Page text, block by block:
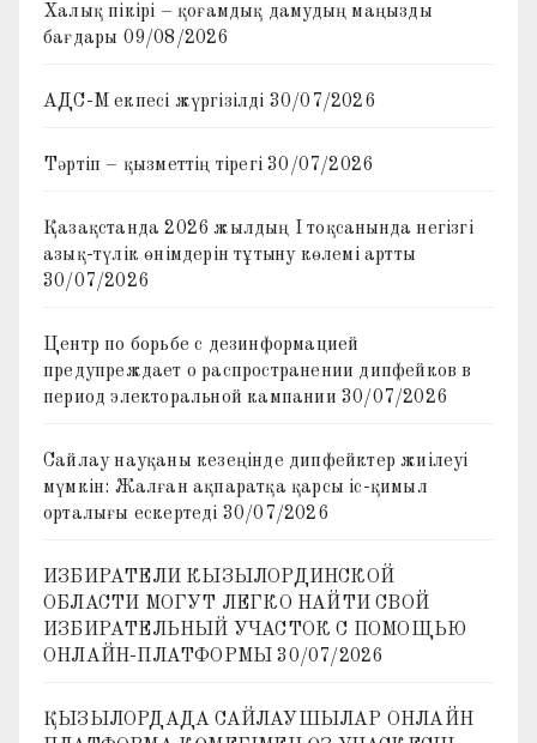
Халық пікірі – қоғамдық дамудың маңызды
бағдары 09/08/2026
АДС-М екпесі жүргізілді 30/07/2026
Тәртіп – қызметтің тірегі 30/07/2026
Қазақстанда 2026 жылдың I тоқсанында негізгі
азық-түлік өнімдерін тұтыну көлемі артты
30/07/2026
Центр по борьбе с дезинформацией
предупреждает о распространении дипфейков в
период электоральной кампании 30/07/2026
Сайлау науқаны кезеңінде дипфейктер жиілеуі
мүмкін: Жалған ақпаратқа қарсы іс-қимыл
орталығы ескертеді 30/07/2026
ИЗБИРАТЕЛИ КЫЗЫЛОРДИНСКОЙ
ОБЛАСТИ МОГУТ ЛЕГКО НАЙТИ СВОЙ
ИЗБИРАТЕЛЬНЫЙ УЧАСТОК С ПОМОЩЬЮ
ОНЛАЙН-ПЛАТФОРМЫ 30/07/2026
ҚЫЗЫЛОРДАДА САЙЛАУШЫЛАР ОНЛАЙН